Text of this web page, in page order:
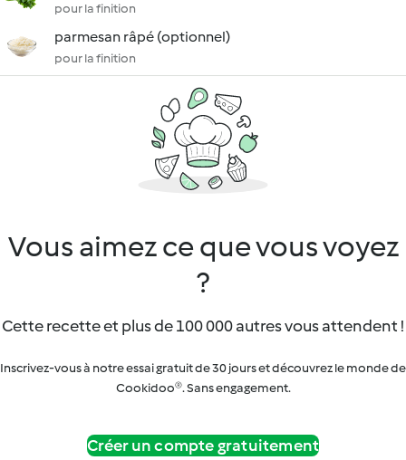
pour la finition
parmesan râpé (optionnel)
pour la finition
Vous aimez ce que vous voyez
?
Cette recette et plus de 100 000 autres vous attendent !
Inscrivez-vous à notre essai gratuit de 30 jours et découvrez le monde de
Cookidoo®. Sans engagement.
Créer un compte gratuitement